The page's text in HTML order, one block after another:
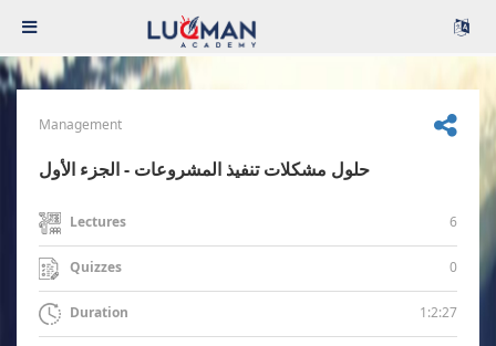
Management
حلول مشكلات تنفيذ المشروعات - الجزء الأول
Lectures 6
Quizzes 0
Duration 1:2:27